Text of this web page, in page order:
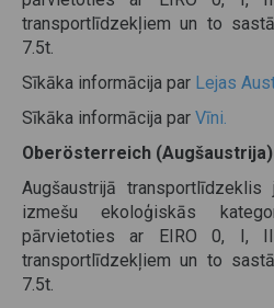
transportlīdzekļiem un to
7.5t.
Sīkāka informācija par Lejas
Sīkāka informācija par Vīni.
Oberösterreich (Augšaustrija)
Augšaustrijā
izmešu ekoloģiskās
pārvietoties ar EIRO 0, I,
transportlīdzekļiem un to
7.5t.